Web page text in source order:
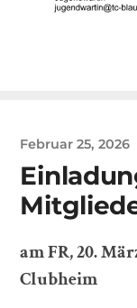
Februar 25, 2026
am FR, 20.
Clubheim